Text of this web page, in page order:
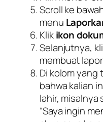
Scroll ke
menu
Klikikon
Selanjutnya,
membuat
Di kolom yang
bahwa kalian
lahir, misalnya
“Saya ingin